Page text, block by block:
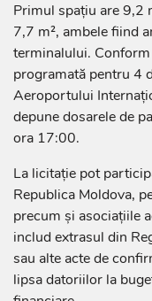
Primul spațiu are 9,2
7,7 m², ambele fiind
terminalului.
programată pentru 4
Aeroportului
depune dosarele de
ora 17:00.
La licitație pot
Republica Moldova,
precum și asociațiile
includ extrasul din
sau alte acte de
lipsa datoriilor la